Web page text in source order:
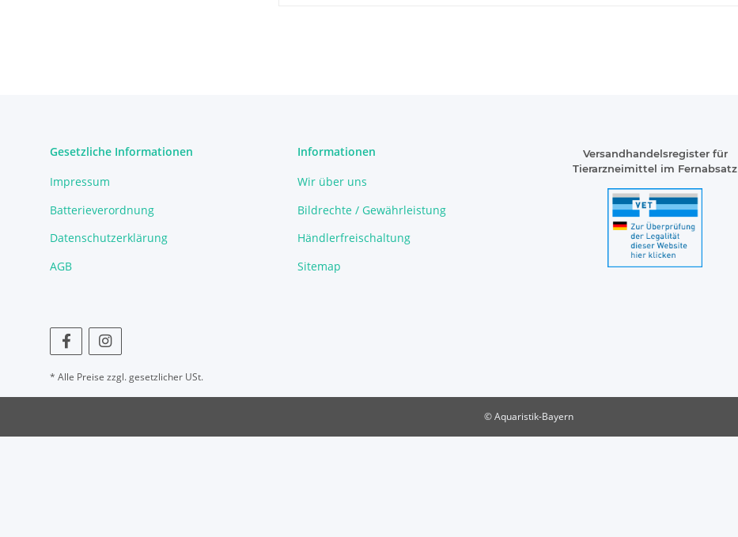
Gesetzliche Informationen
Impressum
Batterieverordnung
Datenschutzerklärung
AGB
Informationen
Wir über uns
Bildrechte / Gewährleistung
Händlerfreischaltung
Sitemap
Versandhandelsregister für
Tierarzneimittel im Fernabsatz
* Alle Preise zzgl. gesetzlicher USt.
© Aquaristik-Bayern